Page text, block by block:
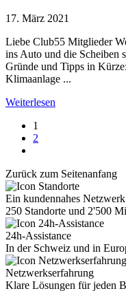
17. März 2021
Liebe Club55 Mitglieder
ins Auto und die Scheiben
Gründe und Tipps in
Klimaanlage ...
Weiterlesen
1
2
Zurück zum Seitenanfang
Ein kundennahes Netzwerk
250 Standorte und 2'500
24h-Assistance
In der Schweiz und in
Netzwerkserfahrung
Klare Lösungen für jeden